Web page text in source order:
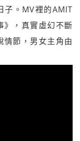
子。MV裡的AMIT
》，真實虛幻不斷
情節，男女主角由